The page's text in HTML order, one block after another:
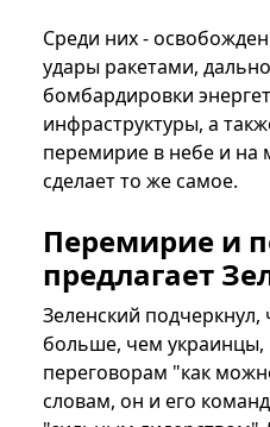
Среди них -
удары ракетами,
бомбардировки
инфраструктуры, а
перемирие в небе и на
сделает то же самое.
Перемирие и
предлагает
Зеленский
больше, чем украинцы,
переговорам "как
словам, он и его